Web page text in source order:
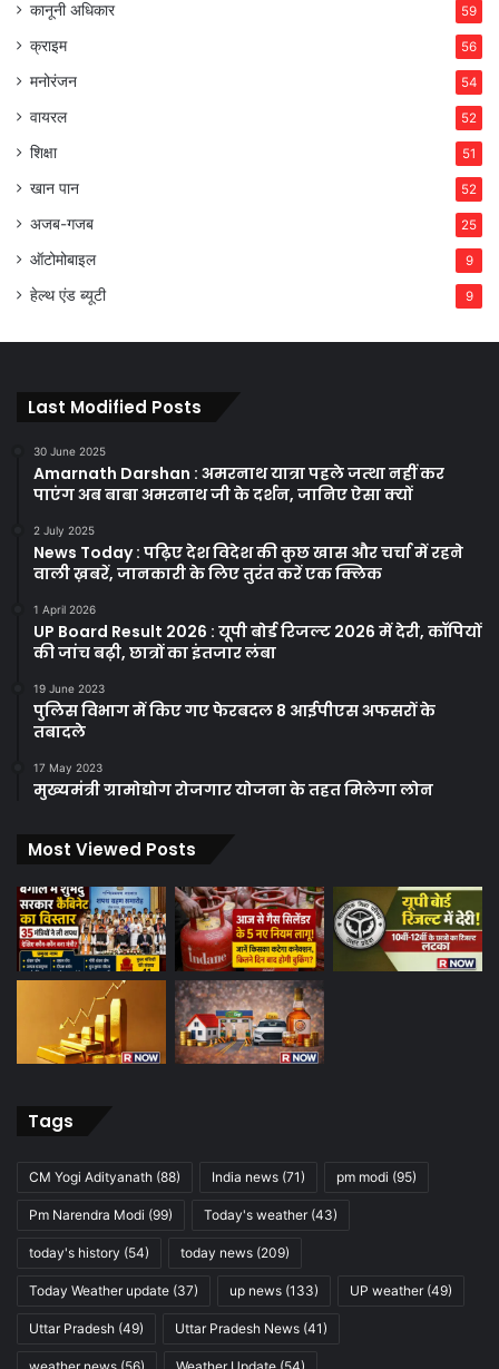
कानूनी अधिकार 59
क्राइम 56
मनोरंजन 54
वायरल 52
शिक्षा 51
खान पान 52
अजब-गजब 25
ऑटोमोबाइल 9
हेल्थ एंड ब्यूटी 9
Last Modified Posts
30 June 2025
Amarnath Darshan : अमरनाथ यात्रा पहले जत्था नहीं कर
पाएंग अब बाबा अमरनाथ जी के दर्शन, जानिए ऐसा क्यों
2 July 2025
News Today : पढ़िए देश विदेश की कुछ खास और चर्चा में रहने
वाली ख़बरें, जानकारी के लिए तुरंत करें एक क्लिक
1 April 2026
UP Board Result 2026 : यूपी बोर्ड रिजल्ट 2026 में देरी, कॉपियों
की जांच बढ़ी, छात्रों का इंतजार लंबा
19 June 2023
पुलिस विभाग में किए गए फेरबदल 8 आईपीएस अफसरों के
तबादले
17 May 2023
मुख्यमंत्री ग्रामोद्योग रोजगार योजना के तहत मिलेगा लोन
Most Viewed Posts
Tags
CM Yogi Adityanath (88) India news (71) pm modi (95)
Pm Narendra Modi (99) Today's weather(43)
today's history (54) today news (209)
Today Weather update (37) up news (133) UP weather(49)
Uttar Pradesh (49) Uttar Pradesh News (41)